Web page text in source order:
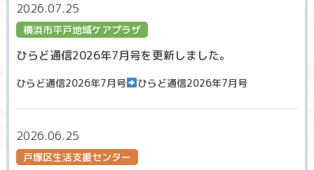
2026.07.25
横浜市平戸地域ケアプラザ
ひらど通信2026年7月号を更新しました。
ひらど通信2026年7月号 ひらど通信2026年7月号
2026.06.25
戸塚区生活支援センター